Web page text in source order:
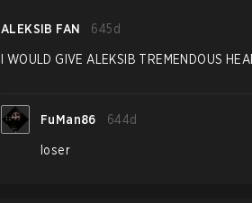
ALEKSIB FAN 645d
I WOULD GIVE ALEKSIB TREMENDOUS
FuMan86 644d
loser